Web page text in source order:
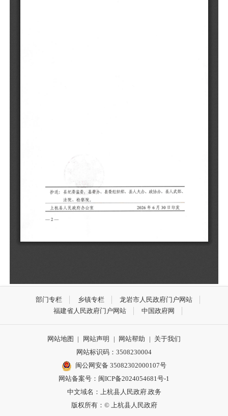
部门专栏 乡镇专栏
龙岩市人民政府门户网站
福建省人民政府门户网站
中国政府网
网站地图 | 网站声明 | 网站帮助 | 关于我们
网站标识码：3508230004
闽公网安备 35082302000107号
网站备案号： 闽ICP备2024054681号-1
中文域名：上杭县人民政府.政务
版权所有：© 上杭县人民政府